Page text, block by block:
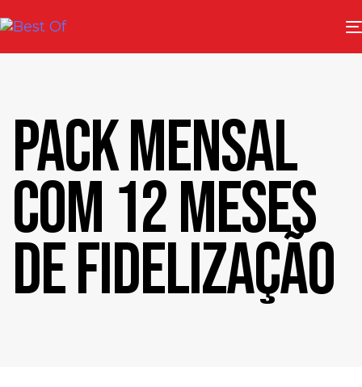
PACK MENSAL
COM 12 MESES
DE FIDELIZAÇÃO